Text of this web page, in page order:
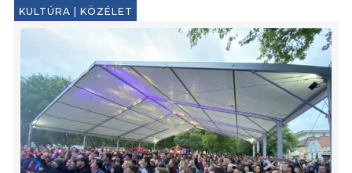
KULTÚRA KÖZÉLET